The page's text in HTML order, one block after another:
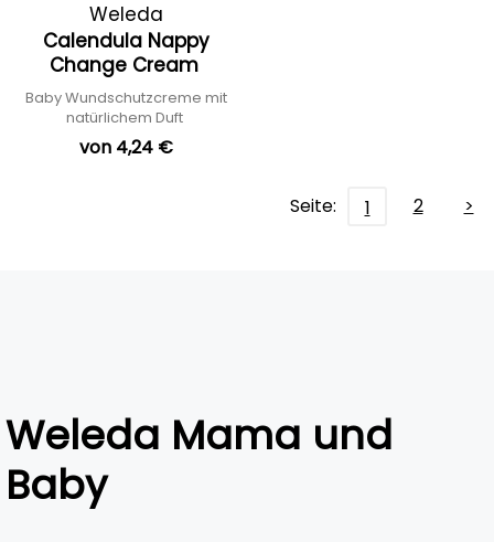
Weleda
Calendula Nappy
Change Cream
Baby Wundschutzcreme mit
natürlichem Duft
von 4,24 €
Seite: 1 2 >
Weleda Mama und
Baby